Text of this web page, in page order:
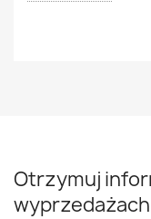
Otrzymuj
wyprzedażach